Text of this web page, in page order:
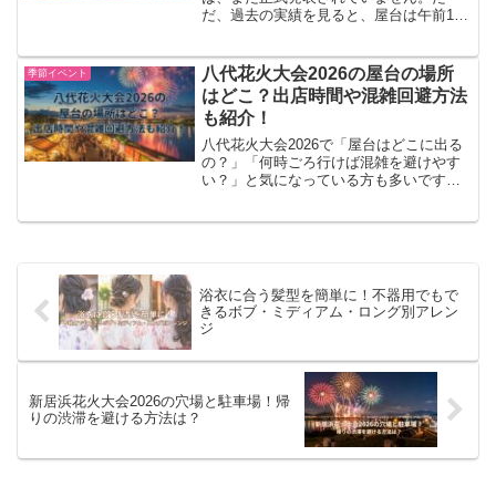
だ、過去の実績を見ると、屋台は午前10
記事では、機物神社七夕祭り2026の屋台
時間・出店場所...
季節イベント
八代花火大会2026の屋台の場所
はどこ？出店時間や混雑回避方法
も紹介！
八代花火大会2026で「屋台はどこに出る
の？」「何時ごろ行けば混雑を避けやす
い？」と気になっている方も多いですよ
浴衣に合う髪型を簡単に！不器用でもで
きるボブ・ミディアム・ロング別アレン
ジ
新居浜花火大会2026の穴場と駐車場！帰
りの渋滞を避ける方法は？